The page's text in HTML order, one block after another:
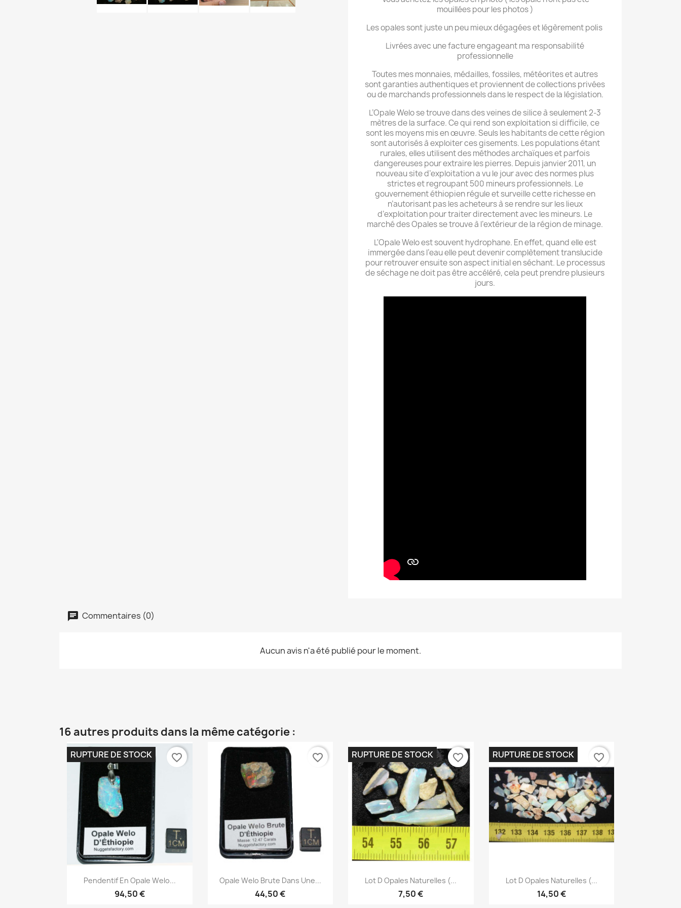
mouillées pour les photos )
Les opales sont juste un peu mieux dégagées et légèrement polis
Livrées avec une facture engageant ma responsabilité
professionnelle
Toutes mes monnaies, médailles, fossiles, météorites et autres
sont garanties authentiques et proviennent de collections privées
ou de marchands professionnels dans le respect de la législation.
L’Opale Welo se trouve dans des veines de silice à seulement 2-3
mètres de la surface. Ce qui rend son exploitation si difficile, ce
sont les moyens mis en œuvre. Seuls les habitants de cette région
sont autorisés à exploiter ces gisements. Les populations étant
rurales, elles utilisent des méthodes archaïques et parfois
dangereuses pour extraire les pierres. Depuis janvier 2011, un
nouveau site d’exploitation a vu le jour avec des normes plus
strictes et regroupant 500 mineurs professionnels. Le
gouvernement éthiopien régule et surveille cette richesse en
n’autorisant pas les acheteurs à se rendre sur les lieux
d’exploitation pour traiter directement avec les mineurs. Le
marché des Opales se trouve à l’extérieur de la région de minage.
L'Opale Welo est souvent hydrophane. En effet, quand elle est
immergée dans l’eau elle peut devenir complètement translucide
pour retrouver ensuite son aspect initial en séchant. Le processus
de séchage ne doit pas être accéléré, cela peut prendre plusieurs
jours.
Commentaires (0)
Aucun avis n'a été publié pour le moment.
16 autres produits dans la même catégorie :
Aperçu rapide
Pendentif En Opale Welo...
94,50 €
RUPTURE DE STOCK favorite_border
Aperçu rapide
Opale Welo Brute Dans Une...
44,50 €
favorite_border
Aperçu rapide
Lot D Opales Naturelles (...
7,50 €
RUPTURE DE STOCK favorite_border
Aperçu rapide
Lot D Opales Naturelles (...
14,50 €
RUPTURE DE STOCK favorite_border